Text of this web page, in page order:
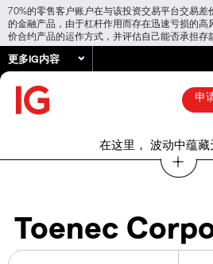
70%的零售客户账户在与该投资交易平台交易
的金融产品，由于杠杆作用而存在迅速亏损的高
价合约产品的运作方式，并评估自己能否承担存
更多IG内容
申
在这里， 波动中蕴藏
Toenec